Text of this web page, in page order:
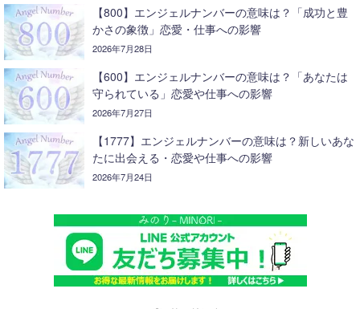
【800】エンジェルナンバーの意味は？「成功と豊
かさの象徴」恋愛・仕事への影響
2026年7月28日
【600】エンジェルナンバーの意味は？「あなたは
守られている」恋愛や仕事への影響
2026年7月27日
【1777】エンジェルナンバーの意味は？新しいあな
たに出会える・恋愛や仕事への影響
2026年7月24日